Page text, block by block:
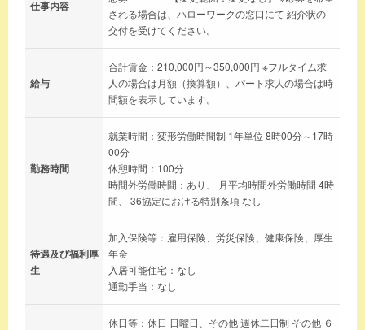
仕事内容
される場合は、ハローワークの窓口にて 紹介状の
交付を受けてください。
給与
合計賃金：210,000円～350,000円 ※フルタイム求
人の場合は月額（換算額）、パート求人の場合は時
間額を表示しています。
勤務時間
就業時間：変形労働時間制 1年単位 8時00分～17時
00分
休憩時間：100分
時間外労働時間：あり、 月平均時間外労働時間 4時
間、 36協定における特別条項 なし
待遇及び福利厚
生
加入保険等：雇用保険、労災保険、健康保険、厚生
年金
入居可能住宅：なし
通勤手当：なし
休日等：休日 日曜日、その他 週休二日制 その他 ６